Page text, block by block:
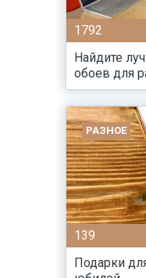
1792
Найдите
обоев для
РАЗНОЕ
139
Подарки